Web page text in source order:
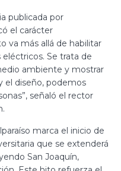
publicada por
el carácter
va más allá de habilitar
Se trata de
ambiente y mostrar
el diseño, podemos
señaló el rector
marca el inicio de
que se extenderá
San Joaquín,